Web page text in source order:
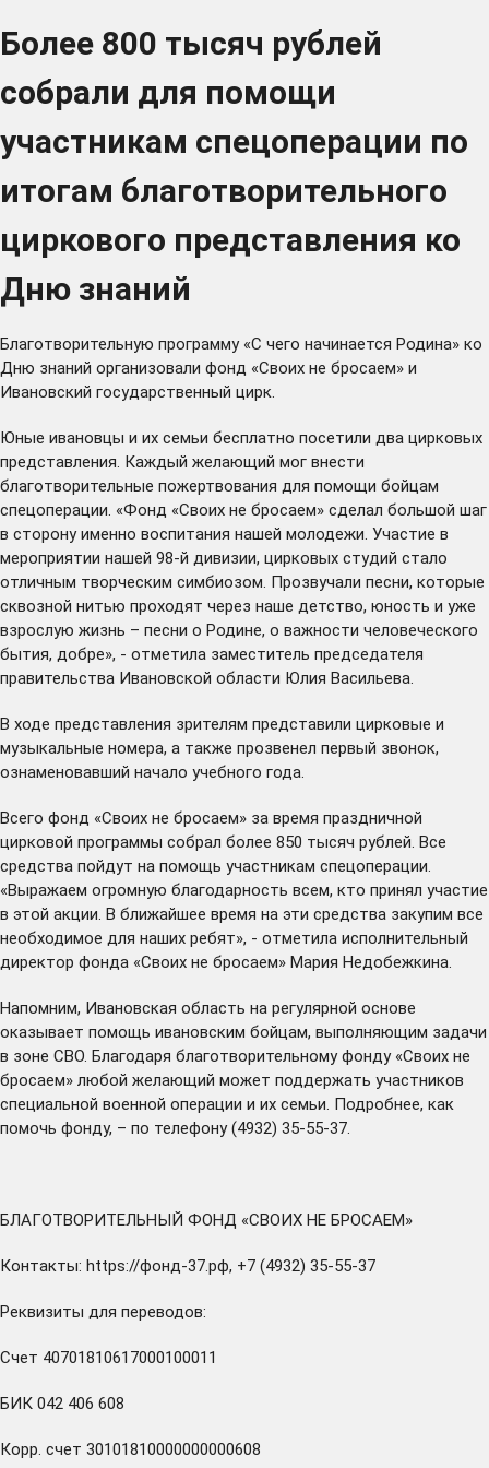
Более 800 тысяч рублей
собрали для помощи
участникам спецоперации по
итогам благотворительного
циркового представления ко
Дню знаний
Благотворительную программу «С чего начинается Родина» ко
Дню знаний организовали фонд «Своих не бросаем» и
Ивановский государственный цирк.
Юные ивановцы и их семьи бесплатно посетили два цирковых
представления. Каждый желающий мог внести
благотворительные пожертвования для помощи бойцам
спецоперации. «Фонд «Своих не бросаем» сделал большой шаг
в сторону именно воспитания нашей молодежи. Участие в
мероприятии нашей 98-й дивизии, цирковых студий стало
отличным творческим симбиозом. Прозвучали песни, которые
сквозной нитью проходят через наше детство, юность и уже
взрослую жизнь – песни о Родине, о важности человеческого
бытия, добре», - отметила заместитель председателя
правительства Ивановской области Юлия Васильева.
В ходе представления зрителям представили цирковые и
музыкальные номера, а также прозвенел первый звонок,
ознаменовавший начало учебного года.
Всего фонд «Своих не бросаем» за время праздничной
цирковой программы собрал более 850 тысяч рублей. Все
средства пойдут на помощь участникам спецоперации.
«Выражаем огромную благодарность всем, кто принял участие
в этой акции. В ближайшее время на эти средства закупим все
необходимое для наших ребят», - отметила исполнительный
директор фонда «Своих не бросаем» Мария Недобежкина.
Напомним, Ивановская область на регулярной основе
оказывает помощь ивановским бойцам, выполняющим задачи
в зоне СВО. Благодаря благотворительному фонду «Своих не
бросаем» любой желающий может поддержать участников
специальной военной операции и их семьи. Подробнее, как
помочь фонду, – по телефону (4932) 35-55-37.
БЛАГОТВОРИТЕЛЬНЫЙ ФОНД «СВОИХ НЕ БРОСАЕМ»
Контакты: https://фонд-37.рф, +7 (4932) 35-55-37
Реквизиты для переводов:
Счет 40701810617000100011
БИК 042 406 608
Корр. счет 30101810000000000608